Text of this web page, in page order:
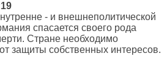
- и внешнеполитической
спасается своего рода
Стране необходимо
защиты собственных интересов.